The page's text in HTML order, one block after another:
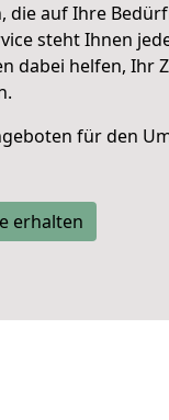
die auf Ihre
steht Ihnen
dabei helfen, Ihr
für den
erhalten